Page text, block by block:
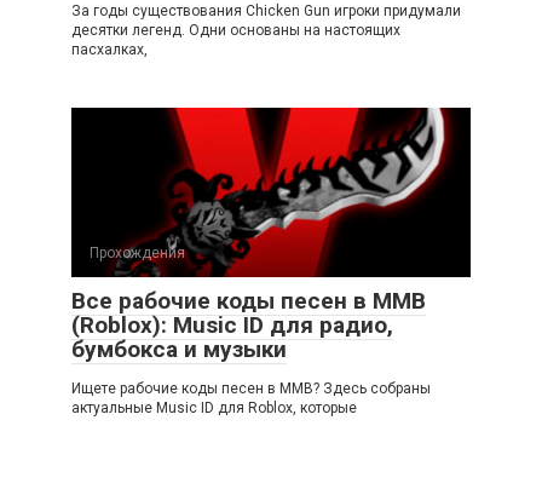
За годы существования Chicken Gun игроки придумали
десятки легенд. Одни основаны на настоящих
пасхалках,
Прохождения
Все рабочие коды песен в ММВ
(Roblox): Music ID для радио,
бумбокса и музыки
Ищете рабочие коды песен в ММВ? Здесь собраны
актуальные Music ID для Roblox, которые